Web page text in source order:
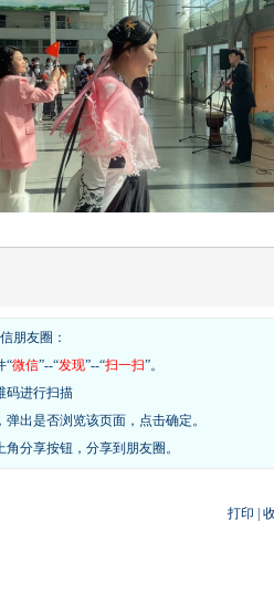
朋友圈：
“微信”--“发现”--“扫一扫”。
码进行扫描
弹出是否浏览该页面，点击确定。
分享按钮，分享到朋友圈。
打印